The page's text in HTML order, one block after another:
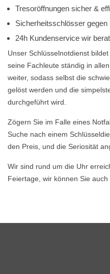
Tresoröffnungen sicher &
Sicherheitsschlösser gegen
24h Kundenservice wir
Unser Schlüsselnotdienst
seine Fachleute ständig in
weiter, sodass selbst die
gelöst werden und die
durchgeführt wird.
Zögern Sie im Falle eines
Suche nach einem
den Preis, und die Seriosität
Wir sind rund um die Uhr
Feiertage, wir können Sie auch